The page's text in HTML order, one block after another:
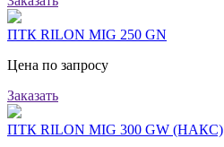
ПТК RILON MIG 250 GN
Цена по запросу
Заказать
ПТК RILON MIG 300 GW (НАКС)